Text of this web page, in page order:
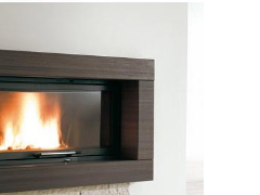
TERMOCUCINE E
CUCINE DA INTERNO
CALDAIE